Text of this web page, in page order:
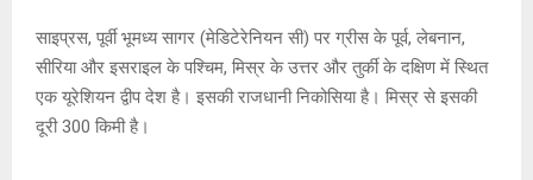
साइप्रस, पूर्वी भूमध्य सागर (मेडिटेरेनियन सी) पर ग्रीस के पूर्व, लेबनान,
सीरिया और इसराइल के पश्चिम, मिस्र के उत्तर और तुर्की के दक्षिण में स्थित
एक यूरेशियन द्वीप देश है। इसकी राजधानी निकोसिया है। मिस्र से इसकी
दूरी 300 किमी है।